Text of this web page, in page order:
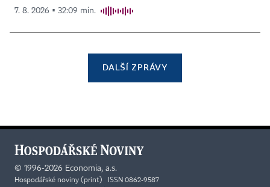
7. 8. 2026 ▪ 32:09 min.
DALŠÍ ZPRÁVY
© 1996-2026 Economia, a.s.
Hospodářské noviny (print) ISSN 0862-9587